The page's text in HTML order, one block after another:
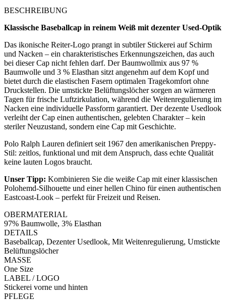
BESCHREIBUNG
Klassische Baseballcap in reinem Weiß mit dezenter Used-Optik
Das ikonische Reiter-Logo prangt in subtiler Stickerei auf Schirm
und Nacken – ein charakteristisches Erkennungszeichen, das auch
bei dieser Cap nicht fehlen darf. Der Baumwollmix aus 97 %
Baumwolle und 3 % Elasthan sitzt angenehm auf dem Kopf und
bietet durch die elastischen Fasern optimalen Tragekomfort ohne
Druckstellen. Die umstickte Belüftungslöcher sorgen an wärmeren
Tagen für frische Luftzirkulation, während die Weitenregulierung im
Nacken eine individuelle Passform garantiert. Der dezente Usedlook
verleiht der Cap einen authentischen, gelebten Charakter – kein
steriler Neuzustand, sondern eine Cap mit Geschichte.
Polo Ralph Lauren definiert seit 1967 den amerikanischen Preppy-
Stil: zeitlos, funktional und mit dem Anspruch, dass echte Qualität
keine lauten Logos braucht.
Unser Tipp: Kombinieren Sie die weiße Cap mit einer klassischen
Polohemd-Silhouette und einer hellen Chino für einen authentischen
Eastcoast-Look – perfekt für Freizeit und Reisen.
OBERMATERIAL
97% Baumwolle, 3% Elasthan
DETAILS
Baseballcap, Dezenter Usedlook, Mit Weitenregulierung, Umstickte
Belüftungslöcher
MASSE
One Size
LABEL / LOGO
Stickerei vorne und hinten
PFLEGE